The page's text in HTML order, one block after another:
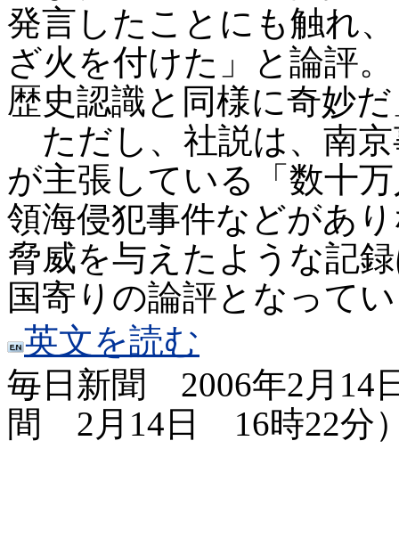
発言したことにも触れ
ざ火を付けた」と論評
歴史認識と同様に奇妙
ただし、社説は、南京
が主張している「数十
領海侵犯事件などがあ
脅威を与えたような記
国寄りの論評となって
英文を読む
毎日新聞 2006年2 月 14
間 2 月 14 日 16時22分